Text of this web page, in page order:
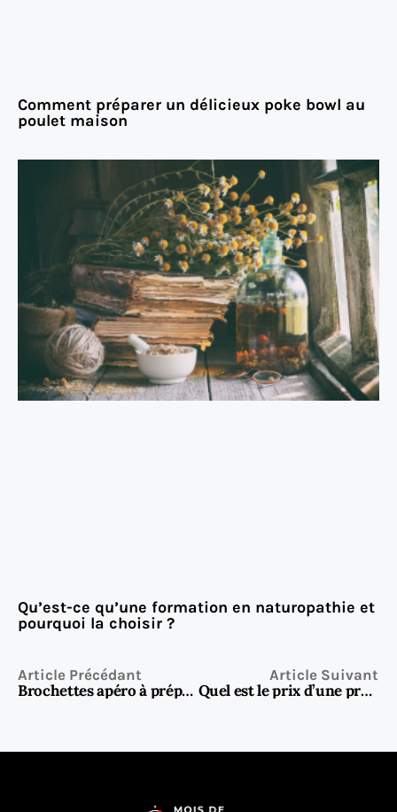
Comment préparer un délicieux poke bowl au
poulet maison
Qu’est-ce qu’une formation en naturopathie et
pourquoi la choisir ?
Article Précédant
Brochettes apéro à préparer la veille : idées, astuces et recettes gagnantes
Article Suivant
Quel est le prix d’une prestation SEO ?